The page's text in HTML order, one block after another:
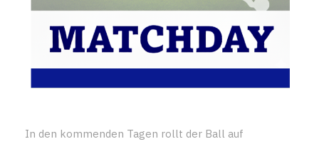
In den kommenden Tagen rollt der Ball auf